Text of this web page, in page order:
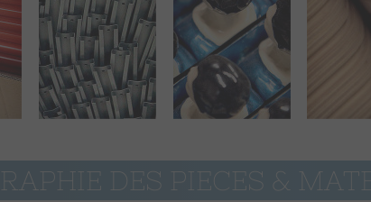
DES PIECES &